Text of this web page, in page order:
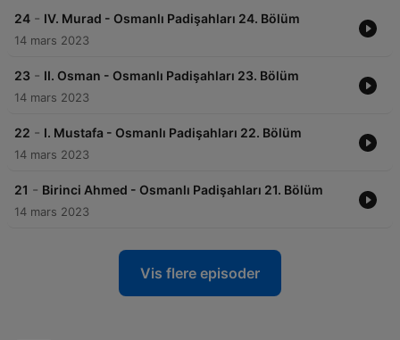
24 - IV. Murad - Osmanlı Padişahları 24. Bölüm
14 mars 2023
23 - II. Osman - Osmanlı Padişahları 23. Bölüm
14 mars 2023
22 - I. Mustafa - Osmanlı Padişahları 22. Bölüm
14 mars 2023
21 - Birinci Ahmed - Osmanlı Padişahları 21. Bölüm
14 mars 2023
Vis flere episoder